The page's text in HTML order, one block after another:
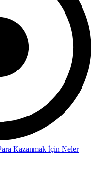
Kazanmak İçin Neler